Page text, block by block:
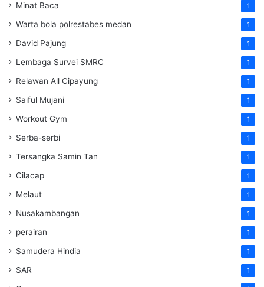
Minat Baca 1
Warta bola polrestabes medan 1
David Pajung 1
Lembaga Survei SMRC 1
Relawan All Cipayung 1
Saiful Mujani 1
Workout Gym 1
Serba-serbi 1
Tersangka Samin Tan 1
Cilacap 1
Melaut 1
Nusakambangan 1
perairan 1
Samudera Hindia 1
SAR 1